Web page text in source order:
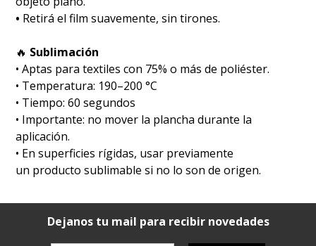
• Retirá el film suavemente, sin tirones.
🔥 Sublimación
•⁠ ⁠Aptas para textiles con 75% o más de poliéster.
•⁠ ⁠Temperatura: 190–200 °C
•⁠ ⁠Tiempo: 60 segundos
•⁠ ⁠Importante: no mover la plancha durante la
aplicación.
• En superficies rígidas, usar previamente
un producto sublimable si no lo son de origen.
Dejanos tu mail para recibir novedades